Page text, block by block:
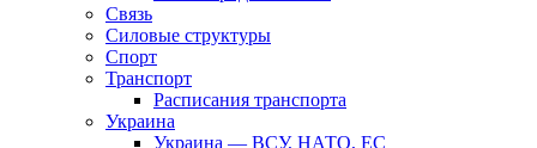
Связь
Силовые структуры
Спорт
Транспорт
Расписания транспорта
Украина
Украина — ВСУ, НАТО, ЕС